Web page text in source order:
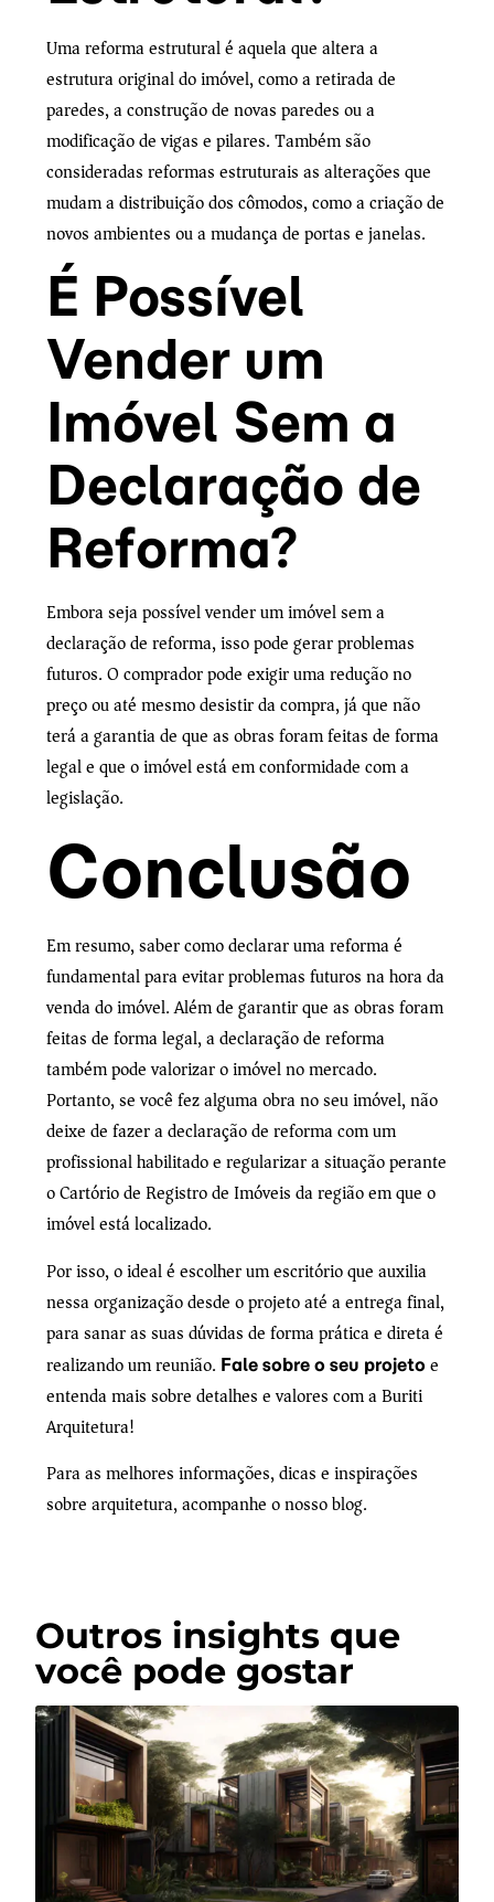
Uma reforma estrutural é aquela que altera a
estrutura original do imóvel, como a retirada de
paredes, a construção de novas paredes ou a
modificação de vigas e pilares. Também são
consideradas reformas estruturais as alterações que
mudam a distribuição dos cômodos, como a criação de
novos ambientes ou a mudança de portas e janelas.
É Possível
Vender um
Imóvel Sem a
Declaração de
Reforma?
Embora seja possível vender um imóvel sem a
declaração de reforma, isso pode gerar problemas
futuros. O comprador pode exigir uma redução no
preço ou até mesmo desistir da compra, já que não
terá a garantia de que as obras foram feitas de forma
legal e que o imóvel está em conformidade com a
legislação.
Conclusão
Em resumo, saber como declarar uma reforma é
fundamental para evitar problemas futuros na hora da
venda do imóvel. Além de garantir que as obras foram
feitas de forma legal, a declaração de reforma
também pode valorizar o imóvel no mercado.
Portanto, se você fez alguma obra no seu imóvel, não
deixe de fazer a declaração de reforma com um
profissional habilitado e regularizar a situação perante
o Cartório de Registro de Imóveis da região em que o
imóvel está localizado.
Por isso, o ideal é escolher um escritório que auxilia
nessa organização desde o projeto até a entrega final,
para sanar as suas dúvidas de forma prática e direta é
realizando um reunião. Fale sobre o seu projeto e
entenda mais sobre detalhes e valores com a Buriti
Arquitetura!
Para as melhores informações, dicas e inspirações
sobre arquitetura, acompanhe o nosso blog.
Outros insights que
você pode gostar